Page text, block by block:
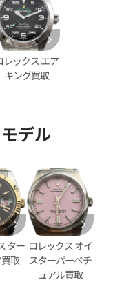
ス デイトジャスト
文字盤
価格
円
11月時点の参考買取
レックス エア
キング買取
デル
ター
取
ロレックス オイ
スターパーペチ
ュアル買取